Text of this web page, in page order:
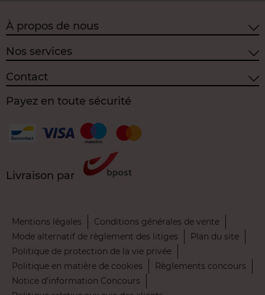
À propos de nous
Nos services
Contact
Payez en toute sécurité
Livraison par
Mentions légales
Conditions générales de vente
Mode alternatif de règlement des litiges
Plan du site
Politique de protection de la vie privée
Politique en matière de cookies
Règlements concours
Notice d’information Concours